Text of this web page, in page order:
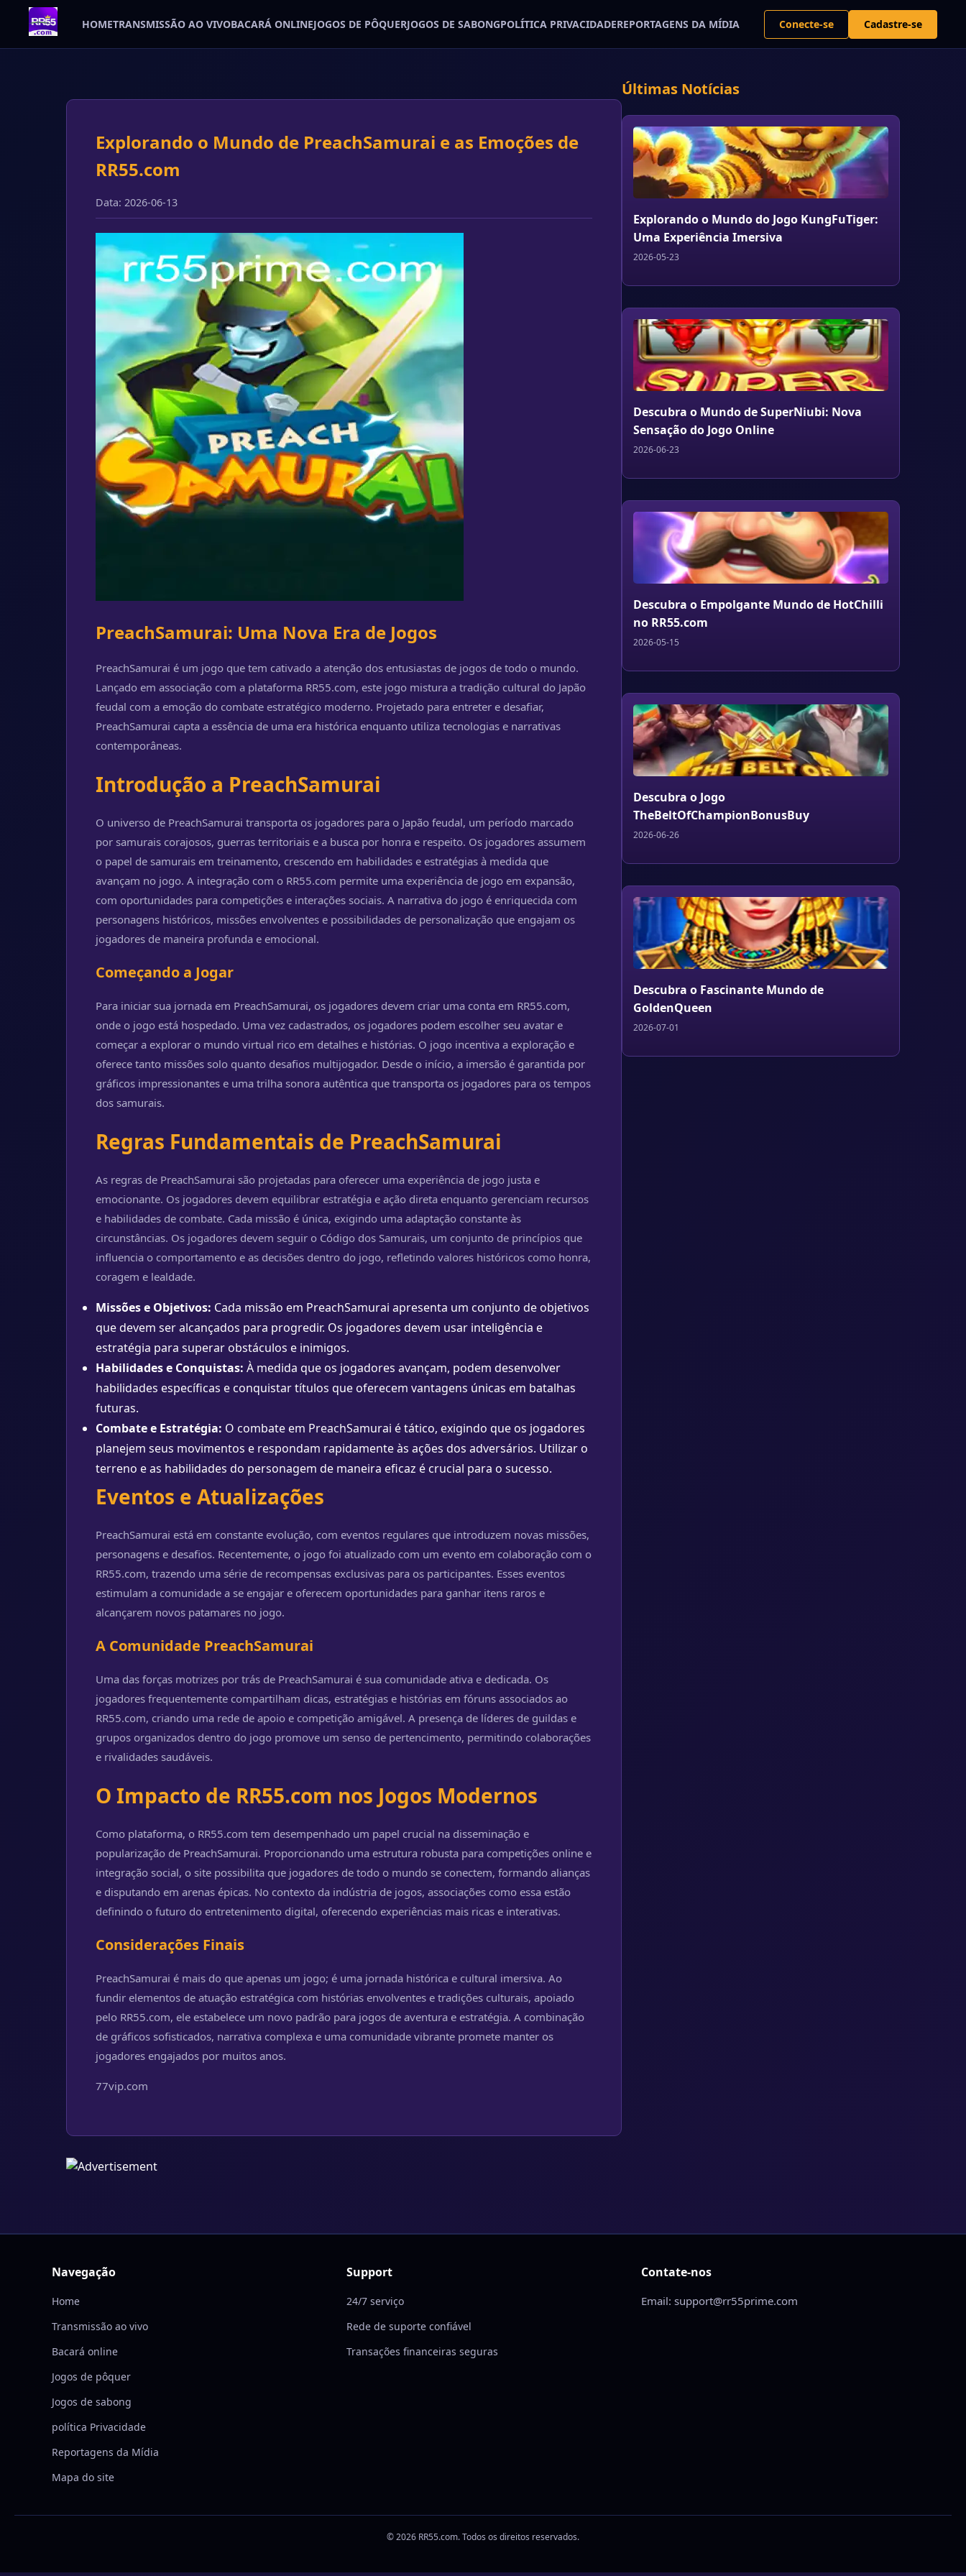
HOMETRANSMISSÃO AO VIVOBACARÁ ONLINEJOGOS DE PÔQUERJOGOS DE SABONGPOLÍTICA PRIVACIDADEREPORTAGENS DA MÍDIA Conecte-se Cadastre-se
Explorando o Mundo de PreachSamurai e as Emoções de
RR55.com
Data: 2026-06-13
PreachSamurai: Uma Nova Era de Jogos
PreachSamurai é um jogo que tem cativado a atenção dos entusiastas de jogos de todo o mundo.
Lançado em associação com a plataforma RR55.com, este jogo mistura a tradição cultural do Japão
feudal com a emoção do combate estratégico moderno. Projetado para entreter e desafiar,
PreachSamurai capta a essência de uma era histórica enquanto utiliza tecnologias e narrativas
contemporâneas.
Introdução a PreachSamurai
O universo de PreachSamurai transporta os jogadores para o Japão feudal, um período marcado
por samurais corajosos, guerras territoriais e a busca por honra e respeito. Os jogadores assumem
o papel de samurais em treinamento, crescendo em habilidades e estratégias à medida que
avançam no jogo. A integração com o RR55.com permite uma experiência de jogo em expansão,
com oportunidades para competições e interações sociais. A narrativa do jogo é enriquecida com
personagens históricos, missões envolventes e possibilidades de personalização que engajam os
jogadores de maneira profunda e emocional.
Começando a Jogar
Para iniciar sua jornada em PreachSamurai, os jogadores devem criar uma conta em RR55.com,
onde o jogo está hospedado. Uma vez cadastrados, os jogadores podem escolher seu avatar e
começar a explorar o mundo virtual rico em detalhes e histórias. O jogo incentiva a exploração e
oferece tanto missões solo quanto desafios multijogador. Desde o início, a imersão é garantida por
gráficos impressionantes e uma trilha sonora autêntica que transporta os jogadores para os tempos
dos samurais.
Regras Fundamentais de PreachSamurai
As regras de PreachSamurai são projetadas para oferecer uma experiência de jogo justa e
emocionante. Os jogadores devem equilibrar estratégia e ação direta enquanto gerenciam recursos
e habilidades de combate. Cada missão é única, exigindo uma adaptação constante às
circunstâncias. Os jogadores devem seguir o Código dos Samurais, um conjunto de princípios que
influencia o comportamento e as decisões dentro do jogo, refletindo valores históricos como honra,
coragem e lealdade.
Missões e Objetivos: Cada missão em PreachSamurai apresenta um conjunto de objetivos
que devem ser alcançados para progredir. Os jogadores devem usar inteligência e
estratégia para superar obstáculos e inimigos.
Habilidades e Conquistas: À medida que os jogadores avançam, podem desenvolver
habilidades específicas e conquistar títulos que oferecem vantagens únicas em batalhas
futuras.
Combate e Estratégia: O combate em PreachSamurai é tático, exigindo que os jogadores
planejem seus movimentos e respondam rapidamente às ações dos adversários. Utilizar o
terreno e as habilidades do personagem de maneira eficaz é crucial para o sucesso.
Eventos e Atualizações
PreachSamurai está em constante evolução, com eventos regulares que introduzem novas missões,
personagens e desafios. Recentemente, o jogo foi atualizado com um evento em colaboração com o
RR55.com, trazendo uma série de recompensas exclusivas para os participantes. Esses eventos
estimulam a comunidade a se engajar e oferecem oportunidades para ganhar itens raros e
alcançarem novos patamares no jogo.
A Comunidade PreachSamurai
Uma das forças motrizes por trás de PreachSamurai é sua comunidade ativa e dedicada. Os
jogadores frequentemente compartilham dicas, estratégias e histórias em fóruns associados ao
RR55.com, criando uma rede de apoio e competição amigável. A presença de líderes de guildas e
grupos organizados dentro do jogo promove um senso de pertencimento, permitindo colaborações
e rivalidades saudáveis.
O Impacto de RR55.com nos Jogos Modernos
Como plataforma, o RR55.com tem desempenhado um papel crucial na disseminação e
popularização de PreachSamurai. Proporcionando uma estrutura robusta para competições online e
integração social, o site possibilita que jogadores de todo o mundo se conectem, formando alianças
e disputando em arenas épicas. No contexto da indústria de jogos, associações como essa estão
definindo o futuro do entretenimento digital, oferecendo experiências mais ricas e interativas.
Considerações Finais
PreachSamurai é mais do que apenas um jogo; é uma jornada histórica e cultural imersiva. Ao
fundir elementos de atuação estratégica com histórias envolventes e tradições culturais, apoiado
pelo RR55.com, ele estabelece um novo padrão para jogos de aventura e estratégia. A combinação
de gráficos sofisticados, narrativa complexa e uma comunidade vibrante promete manter os
jogadores engajados por muitos anos.
77vip.com
Últimas Notícias
Explorando o Mundo do Jogo KungFuTiger:
Uma Experiência Imersiva
2026-05-23
Descubra o Mundo de SuperNiubi: Nova
Sensação do Jogo Online
2026-06-23
Descubra o Empolgante Mundo de HotChilli
no RR55.com
2026-05-15
Descubra o Jogo
TheBeltOfChampionBonusBuy
2026-06-26
Descubra o Fascinante Mundo de
GoldenQueen
2026-07-01
Navegação
Home
Transmissão ao vivo
Bacará online
Jogos de pôquer
Jogos de sabong
política Privacidade
Reportagens da Mídia
Mapa do site
Support
24/7 serviço
Rede de suporte confiável
Transações financeiras seguras
Contate-nos
Email: support@rr55prime.com
© 2026 RR55.com. Todos os direitos reservados.